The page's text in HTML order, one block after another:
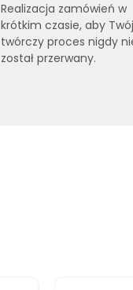
Realizacja zamówień w
krótkim czasie, aby Twój
twórczy proces nigdy
został przerwany.